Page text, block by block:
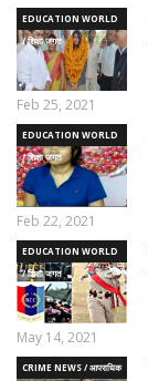
EDUCATION WORLD
/ शिक्षा जगत
Feb 25, 2021
EDUCATION WORLD
/ शिक्षा जगत
Feb 22, 2021
EDUCATION WORLD
/ शिक्षा जगत
May 14, 2021
CRIME NEWS / आपराधिक